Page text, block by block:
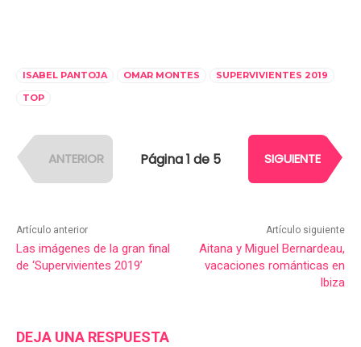
ISABEL PANTOJA OMAR MONTES
SUPERVIVIENTES 2019
TOP
ANTERIOR Página 1 de 5 SIGUIENTE
Artículo anterior
Las imágenes de la gran final
de ‘Supervivientes 2019’
Artículo siguiente
Aitana y Miguel Bernardeau,
vacaciones románticas en
Ibiza
DEJA UNA RESPUESTA